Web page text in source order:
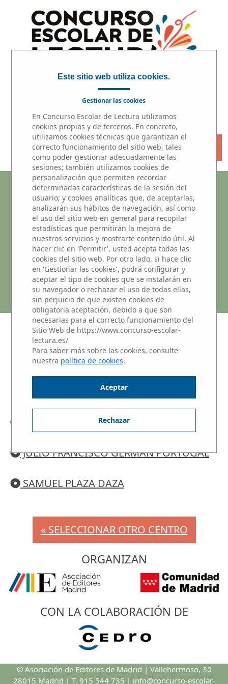
INICIO|PARTICIPA|PREMIOS
« VOLVER
Microrrelatos
Participantes del centros educativo
CENTRO REGIONAL DE
ENRIQUECIMIENTO EDUCATIVO
PARA ALUMNADO CON ALTAS
CAPACIDADES (CREACIM)
NIVEL 3: Alumnos de 1 y 2 de
BACHILLERATO
Haz clic sobre el nombre del alumno para
escuchar su Microrrelato.
ADRIÁN MIÑARRO BERNARDO
JULIO FRANCISCO GERMÁN PORTUGAL
SAMUEL PLAZA DAZA
« SELECCIONAR OTRO CENTRO
ORGANIZAN
CON LA COLABORACIÓN DE
© Asociación de Editores de Madrid | Vallehermoso, 30
28015 Madrid | T. 915 544 735 | info@concurso-escolar-
Este sitio web utiliza cookies.
Gestionar las cookies
En Concurso Escolar de Lectura utilizamos
cookies propias y de terceros. En concreto,
utilizamos cookies técnicas que garantizan el
correcto funcionamiento del sitio web, tales
como poder gestionar adecuadamente las
sesiones; también utilizamos cookies de
personalización que permiten recordar
determinadas características de la sesión del
usuario; y cookies analíticas que, de aceptarlas,
analizarán sus hábitos de navegación, así como
el uso del sitio web en general para recopilar
estadísticas que permitirán la mejora de
nuestros servicios y mostrarte contenido útil. Al
hacer clic en 'Permitir', usted acepta todas las
cookies del sitio web. Por otro lado, si hace clic
en 'Gestionar las cookies', podrá configurar y
aceptar el tipo de cookies que se instalarán en
su navegador o rechazar el uso de todas ellas,
sin perjuicio de que existen cookies de
obligatoria aceptación, debido a que son
necesarias para el correcto funcionamiento del
Sitio Web de https://www.concurso-escolar-
lectura.es/
Para saber más sobre las cookies, consulte
nuestra política de cookies.
Aceptar
Rechazar